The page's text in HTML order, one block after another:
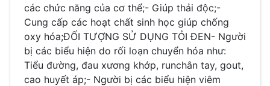
các chức năng của cơ thể;- Giúp thải độc;-
Cung cấp các hoạt chất sinh học giúp chống
oxy hóa;ĐỐI TƯỢNG SỬ DỤNG TỎI ĐEN- Người
bị các biểu hiện do rối loạn chuyển hóa như:
Tiểu đường, đau xương khớp, runchân tay, gout,
cao huyết áp;- Người bị các biểu hiện viêm